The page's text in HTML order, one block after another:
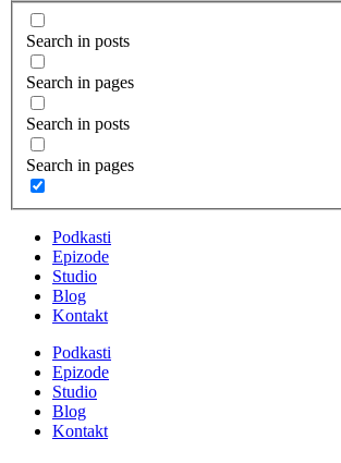
Search in posts
Search in pages
Search in posts
Search in pages
Podkasti
Epizode
Studio
Blog
Kontakt
Podkasti
Epizode
Studio
Blog
Kontakt